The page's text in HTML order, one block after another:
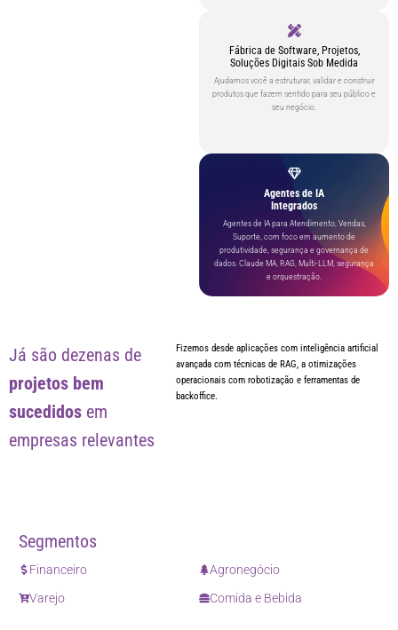
Fábrica de Software, Projetos,
Soluções Digitais Sob Medida
Ajudamos você a estruturar, validar e construir
produtos que fazem sentido para seu público e
seu negócio.
Agentes de IA
Integrados
Agentes de IA para Atendimento, Vendas,
Suporte, com foco em aumento de
produtividade, segurança e governança de
dados. Claude MA, RAG, Multi-LLM, segurança
e orquestração.
Já são dezenas de
projetos bem
sucedidos em
empresas relevantes
Fizemos desde aplicações com inteligência artificial
avançada com técnicas de RAG, a otimizações
operacionais com robotização e ferramentas de
backoffice.
Segmentos
Financeiro
Agronegócio
Varejo
Comida e Bebida